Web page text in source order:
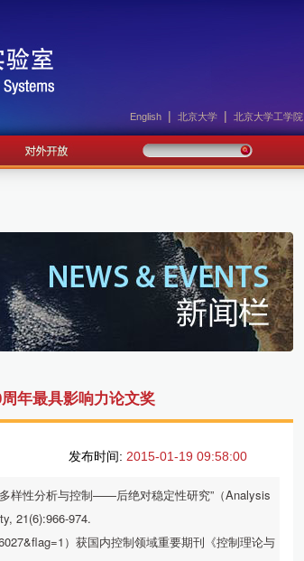
English | 北京大学 | 北京大学工学院
年最具影响力论文奖
发布时间: 2015-01-19 09:58:00
样性分析与控制——后绝对稳定性研究”（Analysis
21(6):966-974.
）获国内控制领域重要期刊《控制理论与